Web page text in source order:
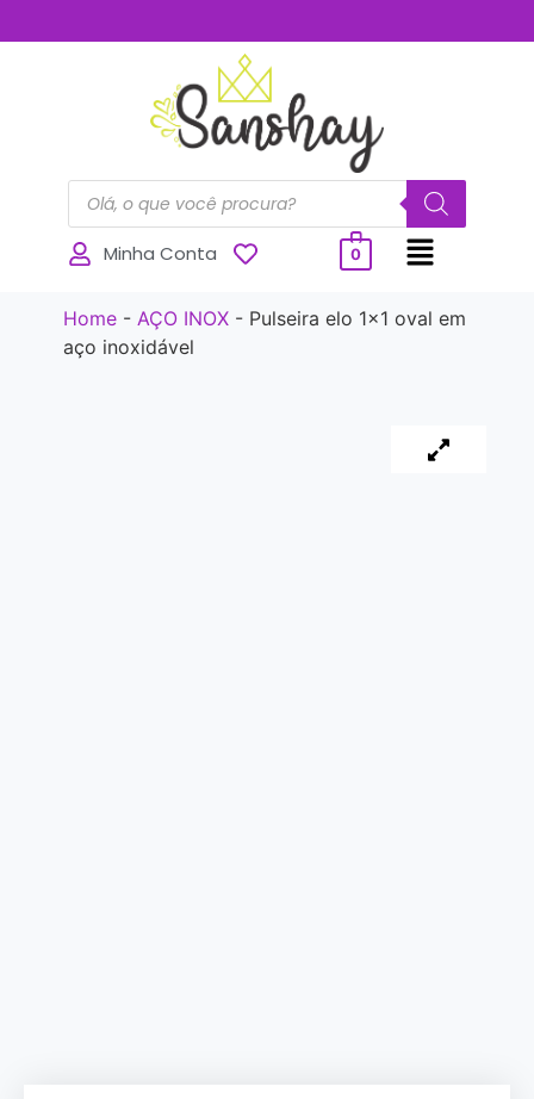
Minha Conta 0
Home- AÇO INOX- Pulseira elo 1×1 oval em
aço inoxidável